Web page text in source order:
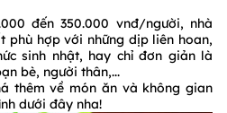
đến 350.000 vnđ/người, nhà
phù hợp với những dịp liên hoan,
sinh nhật, hay chỉ đơn giản là
bè, người thân,...
thêm về món ăn và không gian
dưới đây nha!